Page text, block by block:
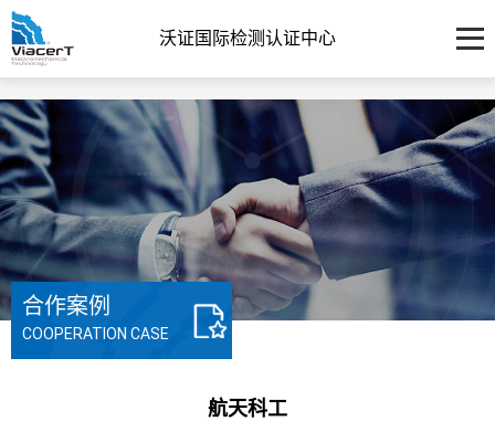
沃证国际检测认证中心
合作案例
COOPERATION CASE
航天科工